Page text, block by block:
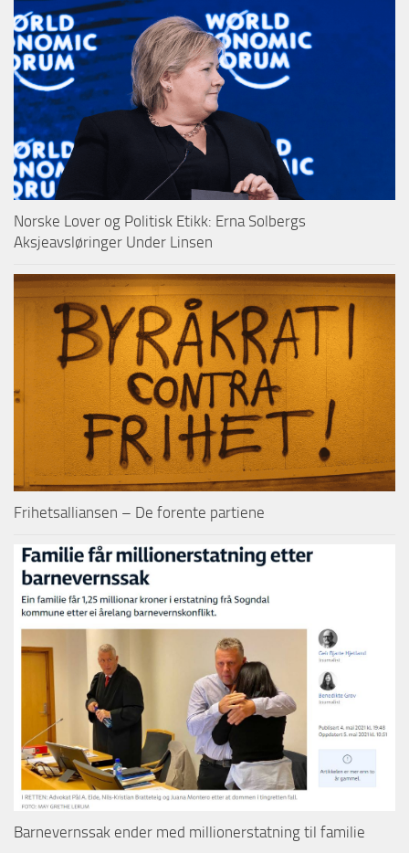
Norske Lover og Politisk Etikk: Erna Solbergs
Aksjeavsløringer Under Linsen
Frihetsalliansen – De forente partiene
Barnevernssak ender med millionerstatning til familie